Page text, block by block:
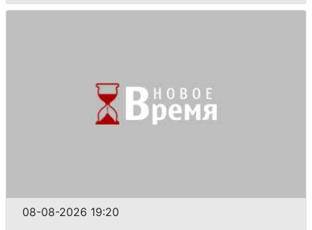
08-08-2026 19:20